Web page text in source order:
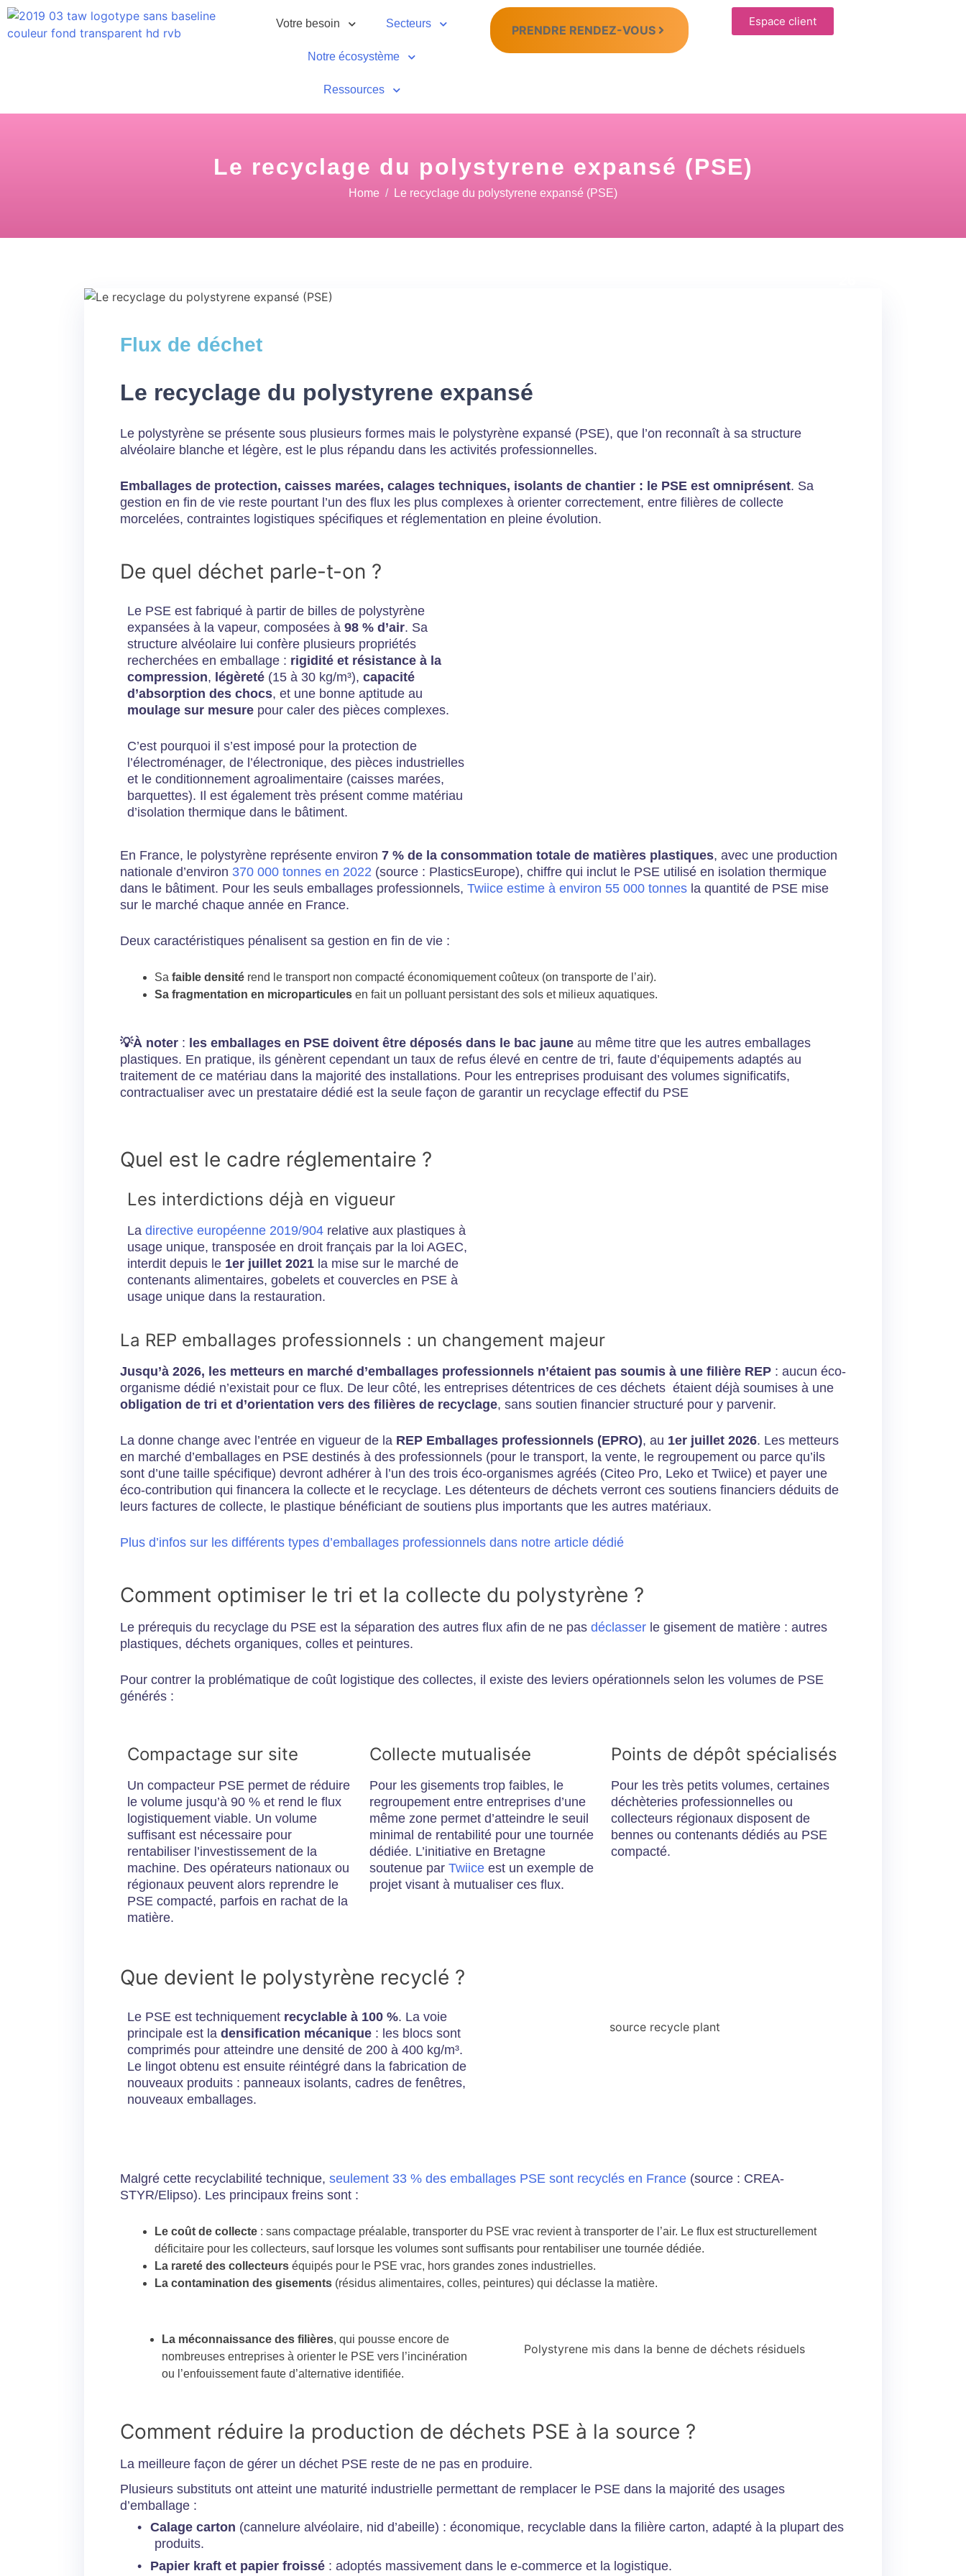
Votre besoin Secteurs
Notre écosystème
Ressources
PRENDRE RENDEZ-VOUS
Espace client
Le recyclage du polystyrene expansé (PSE)
Home Le recyclage du polystyrene expansé (PSE)
Flux de déchet
Le recyclage du polystyrene expansé
Le polystyrène se présente sous plusieurs formes mais le polystyrène expansé (PSE), que l’on reconnaît à sa structure
alvéolaire blanche et légère, est le plus répandu dans les activités professionnelles.
Emballages de protection, caisses marées, calages techniques, isolants de chantier : le PSE est omniprésent. Sa
gestion en fin de vie reste pourtant l’un des flux les plus complexes à orienter correctement, entre filières de collecte
morcelées, contraintes logistiques spécifiques et réglementation en pleine évolution.
De quel déchet parle-t-on ?
Le PSE est fabriqué à partir de billes de polystyrène
expansées à la vapeur, composées à 98 % d’air. Sa
structure alvéolaire lui confère plusieurs propriétés
recherchées en emballage : rigidité et résistance à la
compression, légèreté (15 à 30 kg/m³), capacité
d’absorption des chocs, et une bonne aptitude au
moulage sur mesure pour caler des pièces complexes.
C’est pourquoi il s’est imposé pour la protection de
l’électroménager, de l’électronique, des pièces industrielles
et le conditionnement agroalimentaire (caisses marées,
barquettes). Il est également très présent comme matériau
d’isolation thermique dans le bâtiment.
En France, le polystyrène représente environ 7 % de la consommation totale de matières plastiques, avec une production
nationale d’environ 370 000 tonnes en 2022 (source : PlasticsEurope), chiffre qui inclut le PSE utilisé en isolation thermique
dans le bâtiment. Pour les seuls emballages professionnels, Twiice estime à environ 55 000 tonnes la quantité de PSE mise
sur le marché chaque année en France.
Deux caractéristiques pénalisent sa gestion en fin de vie :
Sa faible densité rend le transport non compacté économiquement coûteux (on transporte de l’air).
Sa fragmentation en microparticules en fait un polluant persistant des sols et milieux aquatiques.
💡À noter : les emballages en PSE doivent être déposés dans le bac jaune au même titre que les autres emballages
plastiques. En pratique, ils génèrent cependant un taux de refus élevé en centre de tri, faute d’équipements adaptés au
traitement de ce matériau dans la majorité des installations. Pour les entreprises produisant des volumes significatifs,
contractualiser avec un prestataire dédié est la seule façon de garantir un recyclage effectif du PSE
Quel est le cadre réglementaire ?
Les interdictions déjà en vigueur
La directive européenne 2019/904 relative aux plastiques à
usage unique, transposée en droit français par la loi AGEC,
interdit depuis le 1er juillet 2021 la mise sur le marché de
contenants alimentaires, gobelets et couvercles en PSE à
usage unique dans la restauration.
La REP emballages professionnels : un changement majeur
Jusqu’à 2026, les metteurs en marché d’emballages professionnels n’étaient pas soumis à une filière REP : aucun éco-
organisme dédié n’existait pour ce flux. De leur côté, les entreprises détentrices de ces déchets étaient déjà soumises à une
obligation de tri et d’orientation vers des filières de recyclage, sans soutien financier structuré pour y parvenir.
La donne change avec l’entrée en vigueur de la REP Emballages professionnels (EPRO), au 1er juillet 2026. Les metteurs
en marché d’emballages en PSE destinés à des professionnels (pour le transport, la vente, le regroupement ou parce qu’ils
sont d’une taille spécifique) devront adhérer à l’un des trois éco-organismes agréés (Citeo Pro, Leko et Twiice) et payer une
éco-contribution qui financera la collecte et le recyclage. Les détenteurs de déchets verront ces soutiens financiers déduits de
leurs factures de collecte, le plastique bénéficiant de soutiens plus importants que les autres matériaux.
Plus d’infos sur les différents types d’emballages professionnels dans notre article dédié
Comment optimiser le tri et la collecte du polystyrène ?
Le prérequis du recyclage du PSE est la séparation des autres flux afin de ne pas déclasser le gisement de matière : autres
plastiques, déchets organiques, colles et peintures.
Pour contrer la problématique de coût logistique des collectes, il existe des leviers opérationnels selon les volumes de PSE
générés :
Compactage sur site
Un compacteur PSE permet de réduire
le volume jusqu’à 90 % et rend le flux
logistiquement viable. Un volume
suffisant est nécessaire pour
rentabiliser l’investissement de la
machine. Des opérateurs nationaux ou
régionaux peuvent alors reprendre le
PSE compacté, parfois en rachat de la
matière.
Collecte mutualisée
Pour les gisements trop faibles, le
regroupement entre entreprises d’une
même zone permet d’atteindre le seuil
minimal de rentabilité pour une tournée
dédiée. L’initiative en Bretagne
soutenue par Twiiceest un exemple de
projet visant à mutualiser ces flux.
Points de dépôt spécialisés
Pour les très petits volumes, certaines
déchèteries professionnelles ou
collecteurs régionaux disposent de
bennes ou contenants dédiés au PSE
compacté.
Que devient le polystyrène recyclé ?
Le PSE est techniquement recyclable à 100 %. La voie
principale est la densification mécanique : les blocs sont
comprimés pour atteindre une densité de 200 à 400 kg/m³.
Le lingot obtenu est ensuite réintégré dans la fabrication de
nouveaux produits : panneaux isolants, cadres de fenêtres,
nouveaux emballages.
source recycle plant
Malgré cette recyclabilité technique, seulement 33 % des emballages PSE sont recyclés en France (source : CREA-
STYR/Elipso). Les principaux freins sont :
Le coût de collecte : sans compactage préalable, transporter du PSE vrac revient à transporter de l’air. Le flux est structurellement
déficitaire pour les collecteurs, sauf lorsque les volumes sont suffisants pour rentabiliser une tournée dédiée.
La rareté des collecteurs équipés pour le PSE vrac, hors grandes zones industrielles.
La contamination des gisements (résidus alimentaires, colles, peintures) qui déclasse la matière.
La méconnaissance des filières, qui pousse encore de
nombreuses entreprises à orienter le PSE vers l’incinération
ou l’enfouissement faute d’alternative identifiée.
Polystyrene mis dans la benne de déchets résiduels
Comment réduire la production de déchets PSE à la source ?
La meilleure façon de gérer un déchet PSE reste de ne pas en produire.
Plusieurs substituts ont atteint une maturité industrielle permettant de remplacer le PSE dans la majorité des usages
d’emballage :
• Calage carton (cannelure alvéolaire, nid d’abeille) : économique, recyclable dans la filière carton, adapté à la plupart des
produits.
•
Papier kraft et papier froissé : adoptés massivement dans le e-commerce et la logistique.